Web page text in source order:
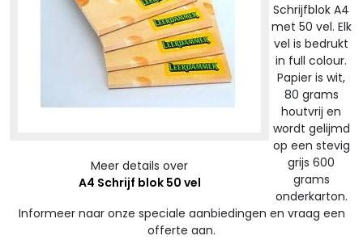
Meer details over
A4 Schrijf blok 50 vel
Schrijfblok A4
met 50 vel. Elk
vel is bedrukt
in full colour.
Papier is wit,
80 grams
houtvrij en
wordt gelijmd
op een stevig
grijs 600
grams
onderkarton.
Informeer naar onze speciale aanbiedingen en vraag een
offerte aan.